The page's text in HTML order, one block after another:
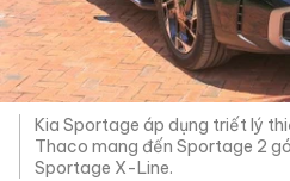
Kia Sportage áp dụng triết lý
Thaco mang đến Sportage 2
Sportage X-Line.